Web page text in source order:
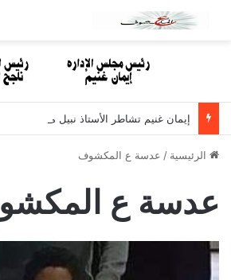
إيمان غنيم تشاطر الأستاذ نبيل مصطفى
الرئيسية / عدسة ع المكشوف
عدسة ع